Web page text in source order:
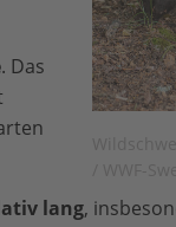
. Das
lang,